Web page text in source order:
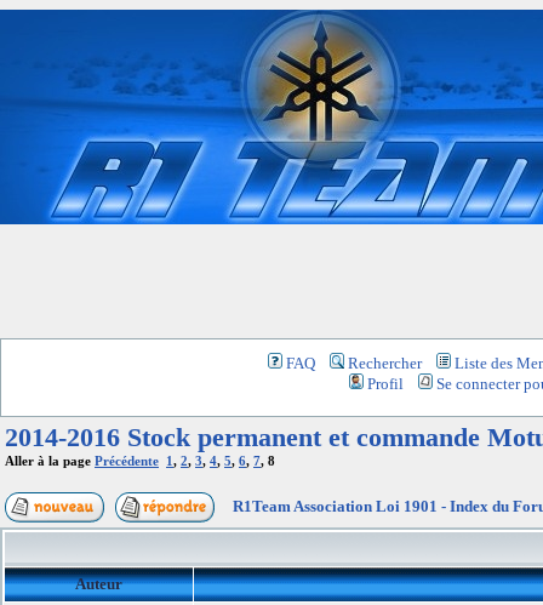
FAQ Rechercher
Liste des
Profil
Se connecter
2014-2016 Stock permanent et commande
Aller à la page Précédente 1, 2, 3, 4, 5, 6, 7, 8
R1Team Association Loi 1901 - Index du
Auteur